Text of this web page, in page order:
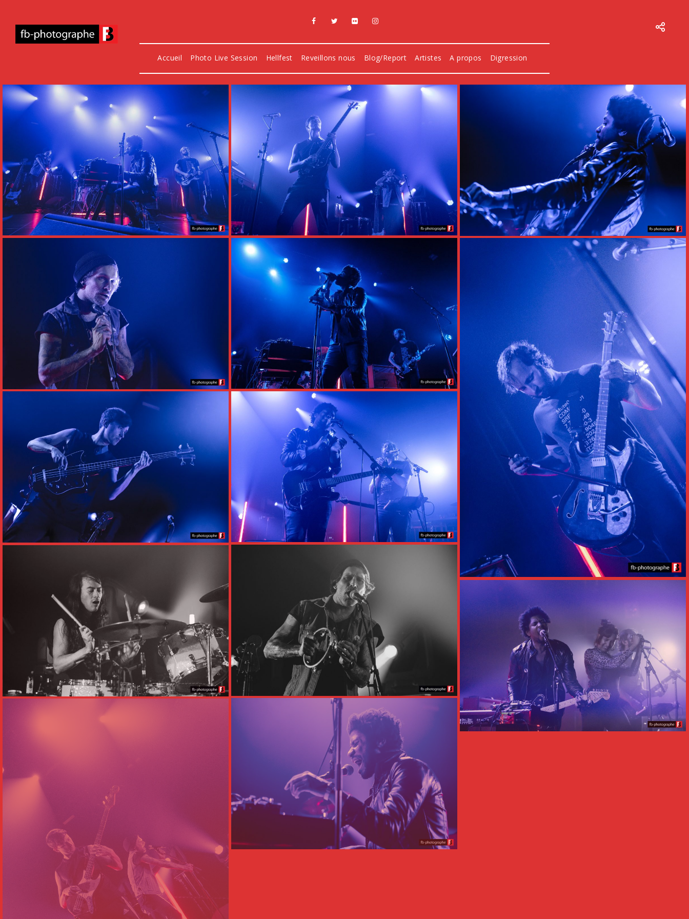
Accueil Photo Live Session Hellfest Reveillons nous Blog/Report Artistes A propos Digression